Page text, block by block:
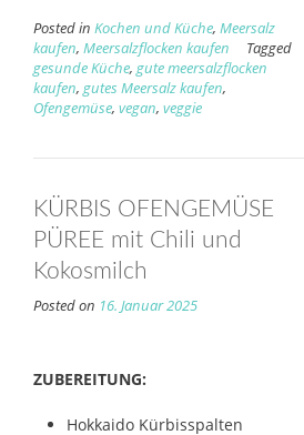
Posted in Kochen und Küche, Meersalz
kaufen, Meersalzflocken kaufen
Tagged
gesunde Küche, gute meersalzflocken
kaufen, gutes Meersalz kaufen,
Ofengemüse, vegan, veggie
KÜRBIS OFENGEMÜSE
PÜREE mit Chili und
Kokosmilch
Posted on 16. Januar 2025
ZUBEREITUNG:
Hokkaido Kürbisspalten